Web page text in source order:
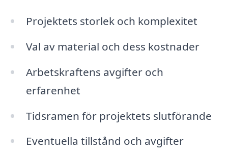
Projektets storlek och komplexitet
Val av material och dess kostnader
Arbetskraftens avgifter och
erfarenhet
Tidsramen för projektets slutförande
Eventuella tillstånd och avgifter